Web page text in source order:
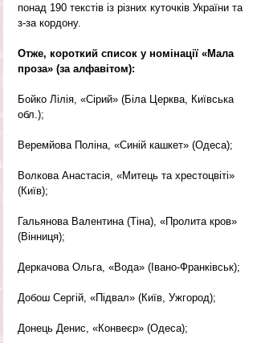
понад 190 текстів із різних куточків України та
з-за кордону.
Отже, короткий список у номінації «Мала
проза» (за алфавітом):
Бойко Лілія, «Сірий» (Біла Церква, Київська
обл.);
Веремйова Поліна, «Синій кашкет» (Одеса);
Волкова Анастасія, «Митець та хрестоцвіті»
(Київ);
Гальянова Валентина (Тіна), «Пролита кров»
(Вінниця);
Деркачова Ольга, «Вода» (Івано-Франківськ);
Добош Сергій, «Підвал» (Київ, Ужгород);
Донець Денис, «Конвеєр» (Одеса);